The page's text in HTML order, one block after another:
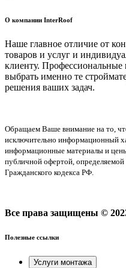
О компании InterRoof
Наше главное отличие от
товаров и услуг и
клиенту. Профессиональные
выбрать именно те
решения ваших задач.
Обращаем Ваше внимание на то,
исключительно информационный
информационные материалы и
публичной офертой,
Гражданского кодекса РФ.
Все права защищены ©
Полезные ссылки
Услуги монтажа